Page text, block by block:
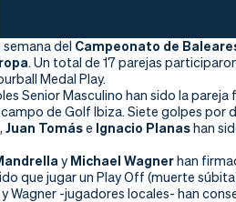
del Campeonato de
. Un total de 17 parejas
Medal Play.
Senior Masculino han sido la
de Golf Ibiza. Siete golpes
Juan Tomáse Ignacio Planashan
y Michael Wagnerhan
que jugar un Play Off (muerte
Wagner -jugadores locales- han